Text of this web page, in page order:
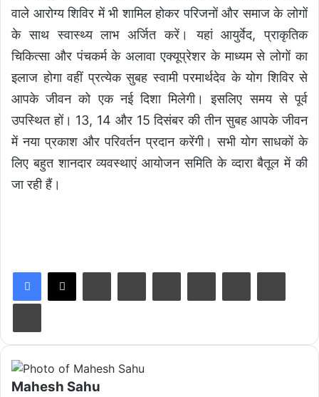
वाले आरोग्य शिविर में भी शामिल होकर परिजनों और समाज के लोगों
के साथ स्वास्थ्य लाभ अर्जित करें। यहां आयुर्वेद, प्राकृतिक
चिकित्सा और पंचकर्म के अलावा एक्यूप्रेशर के माध्यम से लोगों का
इलाज होगा वहीं प्रत्येक सुबह स्वामी परमार्थदेव के योग शिविर से
आपके जीवन को एक नई दिशा मिलेगी। इसलिए समय से पूर्व
उपस्थित हों। 13, 14 और 15 दिसंबर की तीन सुबह आपके जीवन
में नया प्रकाश और परिवर्तन प्रदान करेंगी। सभी योग साधकों के
लिए बहुत शानदार व्यवस्थाएं आयोजन समिति के व्दारा बैतूल में की
जा रही हैं।
Mahesh Sahu